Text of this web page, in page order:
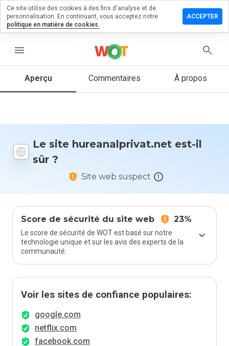
menu
Aperçu Commentaires À propos
Le site hureanalprivat.net est-il
sûr ?
Site web suspect
Score de sécurité du site web 23%
Le score de sécurité de WOT est basé sur notre
technologie unique et sur les avis des experts de la
communauté.
Voir les sites de confiance populaires:
google.com
netflix.com
facebook.com
un
sur
Quelle
donneriez-
Ce site utilise des cookies à des fins d'analyse et de
personnalisation. En continuant, vous acceptez notre
politique en matière de cookies.
ACCEPTER